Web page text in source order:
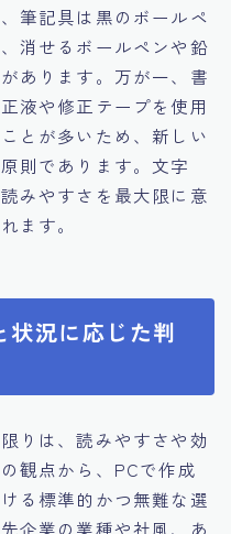
筆記具は黒のボールペ
消せるボールペンや鉛
あります。万が一、書
液や修正テープを使用
とが多いため、新しい
則であります。文字
みやすさを最大限に意
ます。
況に応じた判
りは、読みやすさや効
観点から、PCで作成
る標準的かつ無難な選
企業の業種や社風、あ